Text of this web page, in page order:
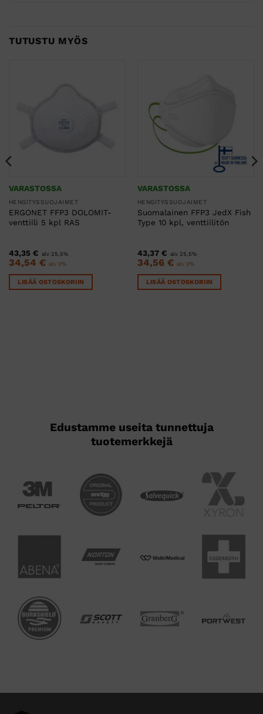
TUTUSTU MYÖS
VARASTOSSA
HENGITYSSUOJAIMET
ERGONET FFP3 DOLOMIT-
venttiili 5 kpl RAS
43,35 € alv 25,5%
34,54 € alv 0%
LISÄÄ OSTOSKORIIN
VARASTOSSA
HENGITYSSUOJAIMET
Suomalainen FFP3 JedX Fish
Type 10 kpl, venttiilitön
43,37 € alv 25,5%
34,56 € alv 0%
LISÄÄ OSTOSKORIIN
Edustamme useita tunnettuja
tuotemerkkejä